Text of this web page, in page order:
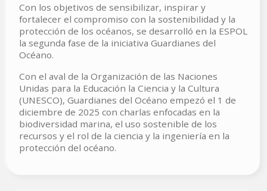
Con los objetivos de sensibilizar, inspirar y
fortalecer el compromiso con la sostenibilidad y la
protección de los océanos, se desarrolló en la ESPOL
la segunda fase de la iniciativa Guardianes del
Océano.
Con el aval de la Organización de las Naciones
Unidas para la Educación la Ciencia y la Cultura
(UNESCO), Guardianes del Océano empezó el 1 de
diciembre de 2025 con charlas enfocadas en la
biodiversidad marina, el uso sostenible de los
recursos y el rol de la ciencia y la ingeniería en la
protección del océano.